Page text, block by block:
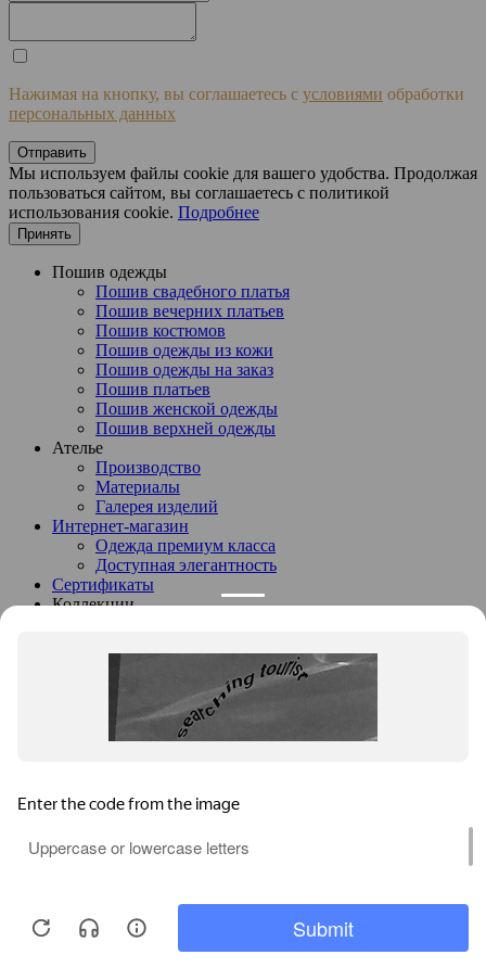
Нажимая на кнопку, вы соглашаетесь с условиями обработки
персональных данных
Отправить
Мы используем файлы cookie для вашего удобства. Продолжая
пользоваться сайтом, вы соглашаетесь с политикой
использования cookie. Подробнее
Принять
Пошив одежды
Пошив свадебного платья
Пошив вечерних платьев
Пошив костюмов
Пошив одежды из кожи
Пошив одежды на заказ
Пошив платьев
Пошив женской одежды
Пошив верхней одежды
Ателье
Производство
Материалы
Галерея изделий
Интернет-магазин
Одежда премиум класса
Доступная элегантность
Сертификаты
Коллекции
О компании
События
Контакты
+7 (916) 413-05-55
Оставить заявку
Заказать товар